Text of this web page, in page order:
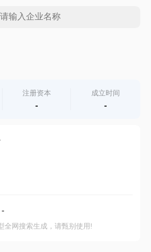
注册资本
-
成立时间
-
-
全网搜索生成，请甄别使用!